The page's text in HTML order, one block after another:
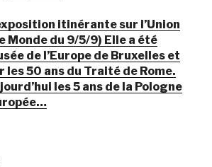
itinérante sur l’Union
Monde du 9/5/9) Elle a été
de l’Europe de Bruxelles et
les 50 ans du Traité de Rome.
les 5 ans de la Pologne